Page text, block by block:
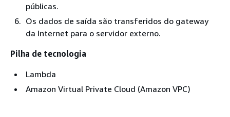
públicas.
Os dados de saída são transferidos do gateway
da Internet para o servidor externo.
Pilha de tecnologia
Lambda
Amazon Virtual Private Cloud (Amazon VPC)